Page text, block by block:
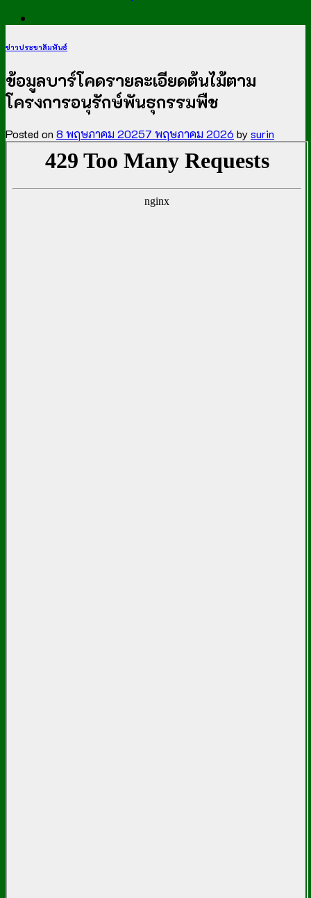
ข่าวประชาสัมพันธ์
ข้อมูลบาร์โคดรายละเอียดต้นไม้ตาม
โครงการอนุรักษ์พันธุกรรมพืช
Posted on 8 พฤษภาคม 20257 พฤษภาคม 2026 bysurin